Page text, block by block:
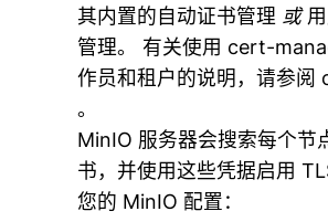
其内置的自动证书管理 或用
管理。 有关使用 cert-
作员和租户的说明，请参阅
。
MinIO 服务器会搜索每个节
书，并使用这些凭据启用
您的 MinIO 配置：